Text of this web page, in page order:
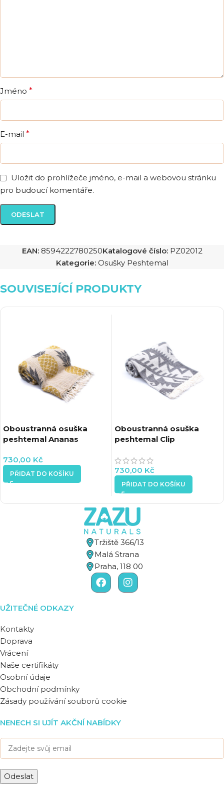
Jméno *
E-mail *
Uložit do prohlížeče jméno, e-mail a webovou stránku
pro budoucí komentáře.
EAN: 8594222780250Katalogové číslo: PZ02012
Kategorie: Osušky Peshtemal
SOUVISEJÍCÍ PRODUKTY
Oboustranná osuška
peshtemal Ananas
730,00 Kč
PŘIDAT DO KOŠÍKU
Oboustranná osuška
peshtemal Clip
730,00 Kč
PŘIDAT DO KOŠÍKU
Tržiště 366/13
Malá Strana
Praha, 118 00
UŽITEČNÉ ODKAZY
Kontakty
Doprava
Vrácení
Naše certifikáty
Osobní údaje
Obchodní podmínky
Zásady používání souborů cookie
NENECH SI UJÍT AKČNÍ NABÍDKY